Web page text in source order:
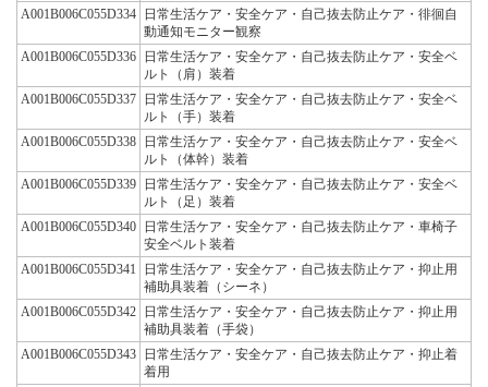
A001B006C055D334
日常生活ケア・安全ケア・自己抜去防止ケア・徘徊自
動通知モニター観察
A001B006C055D336
日常生活ケア・安全ケア・自己抜去防止ケア・安全ベ
ルト（肩）装着
A001B006C055D337
日常生活ケア・安全ケア・自己抜去防止ケア・安全ベ
ルト（手）装着
A001B006C055D338
日常生活ケア・安全ケア・自己抜去防止ケア・安全ベ
ルト（体幹）装着
A001B006C055D339
日常生活ケア・安全ケア・自己抜去防止ケア・安全ベ
ルト（足）装着
A001B006C055D340
日常生活ケア・安全ケア・自己抜去防止ケア・車椅子
安全ベルト装着
A001B006C055D341
日常生活ケア・安全ケア・自己抜去防止ケア・抑止用
補助具装着（シーネ）
A001B006C055D342
日常生活ケア・安全ケア・自己抜去防止ケア・抑止用
補助具装着（手袋）
A001B006C055D343
日常生活ケア・安全ケア・自己抜去防止ケア・抑止着
着用